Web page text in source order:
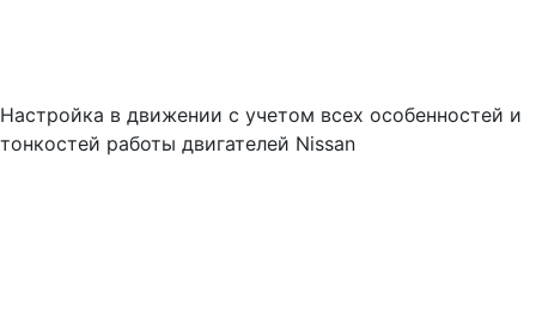
Настройка в движении с учетом всех особенностей и
тонкостей работы двигателей Nissan